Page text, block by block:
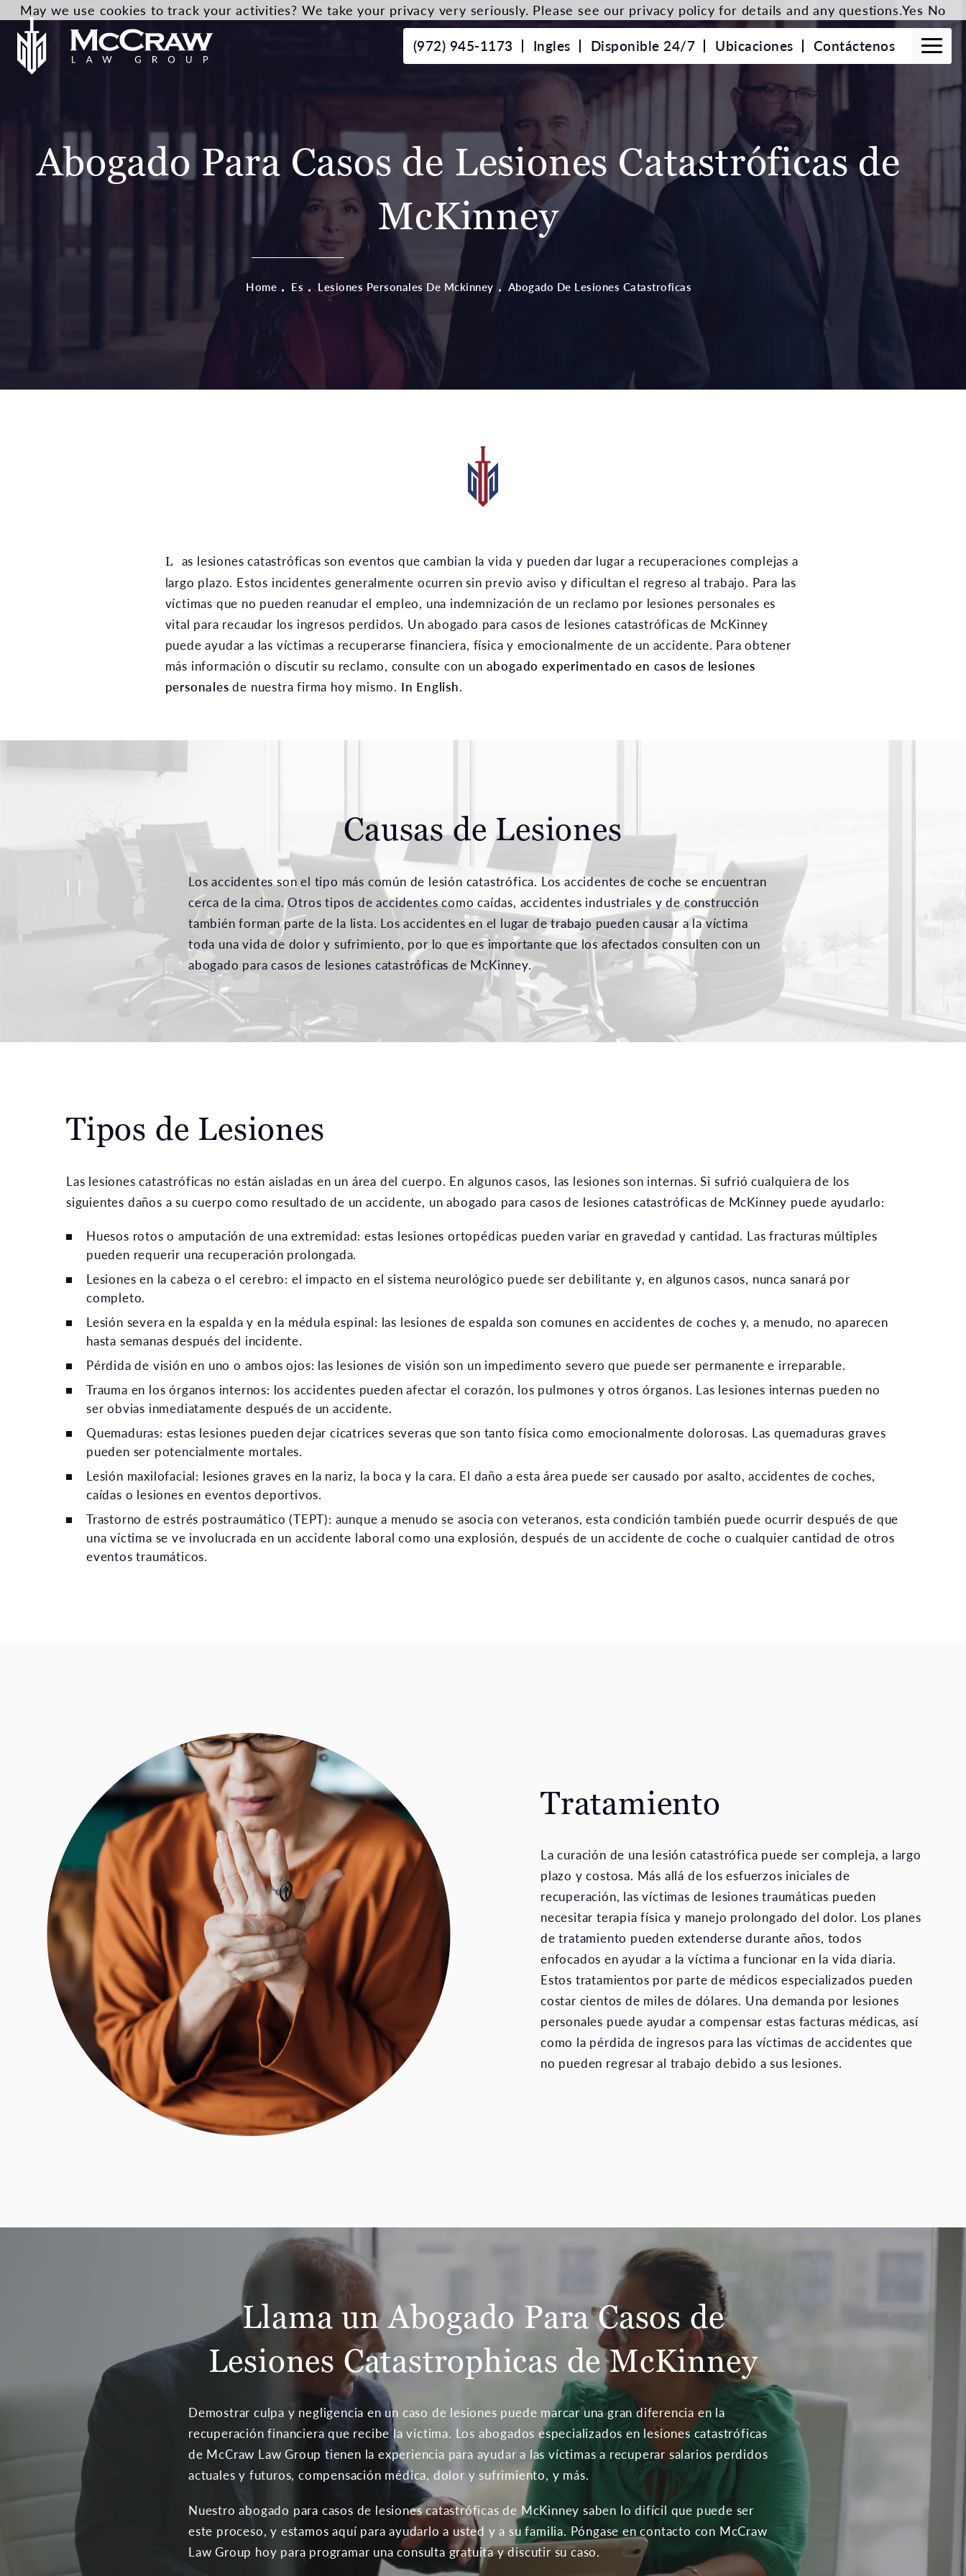
(972) 945-1173 Ingles Disponible 24/7 Ubicaciones Contáctenos
Abogado Para Casos de Lesiones Catastróficas de
McKinney
Home Es Lesiones Personales De Mckinney Abogado De Lesiones Catastroficas
Las lesiones catastróficas son eventos que cambian la vida y pueden dar lugar a recuperaciones complejas a
largo plazo. Estos incidentes generalmente ocurren sin previo aviso y dificultan el regreso al trabajo. Para las
víctimas que no pueden reanudar el empleo, una indemnización de un reclamo por lesiones personales es
vital para recaudar los ingresos perdidos. Un abogado para casos de lesiones catastróficas de McKinney
puede ayudar a las víctimas a recuperarse financiera, física y emocionalmente de un accidente. Para obtener
más información o discutir su reclamo, consulte con un abogado experimentado en casos de lesiones
personales de nuestra firma hoy mismo. In English.
Causas de Lesiones
Los accidentes son el tipo más común de lesión catastrófica. Los accidentes de coche se encuentran
cerca de la cima. Otros tipos de accidentes como caídas, accidentes industriales y de construcción
también forman parte de la lista. Los accidentes en el lugar de trabajo pueden causar a la víctima
toda una vida de dolor y sufrimiento, por lo que es importante que los afectados consulten con un
abogado para casos de lesiones catastróficas de McKinney.
Tipos de Lesiones
Las lesiones catastróficas no están aisladas en un área del cuerpo. En algunos casos, las lesiones son internas. Si sufrió cualquiera de los
siguientes daños a su cuerpo como resultado de un accidente, un abogado para casos de lesiones catastróficas de McKinney puede ayudarlo:
Huesos rotos o amputación de una extremidad: estas lesiones ortopédicas pueden variar en gravedad y cantidad. Las fracturas múltiples
pueden requerir una recuperación prolongada.
Lesiones en la cabeza o el cerebro: el impacto en el sistema neurológico puede ser debilitante y, en algunos casos, nunca sanará por
completo.
Lesión severa en la espalda y en la médula espinal: las lesiones de espalda son comunes en accidentes de coches y, a menudo, no aparecen
hasta semanas después del incidente.
Pérdida de visión en uno o ambos ojos: las lesiones de visión son un impedimento severo que puede ser permanente e irreparable.
Trauma en los órganos internos: los accidentes pueden afectar el corazón, los pulmones y otros órganos. Las lesiones internas pueden no
ser obvias inmediatamente después de un accidente.
Quemaduras: estas lesiones pueden dejar cicatrices severas que son tanto física como emocionalmente dolorosas. Las quemaduras graves
pueden ser potencialmente mortales.
Lesión maxilofacial: lesiones graves en la nariz, la boca y la cara. El daño a esta área puede ser causado por asalto, accidentes de coches,
caídas o lesiones en eventos deportivos.
Trastorno de estrés postraumático (TEPT): aunque a menudo se asocia con veteranos, esta condición también puede ocurrir después de que
una víctima se ve involucrada en un accidente laboral como una explosión, después de un accidente de coche o cualquier cantidad de otros
eventos traumáticos.
Tratamiento
La curación de una lesión catastrófica puede ser compleja, a largo
plazo y costosa. Más allá de los esfuerzos iniciales de
recuperación, las víctimas de lesiones traumáticas pueden
necesitar terapia física y manejo prolongado del dolor. Los planes
de tratamiento pueden extenderse durante años, todos
enfocados en ayudar a la víctima a funcionar en la vida diaria.
Estos tratamientos por parte de médicos especializados pueden
costar cientos de miles de dólares. Una demanda por lesiones
personales puede ayudar a compensar estas facturas médicas, así
como la pérdida de ingresos para las víctimas de accidentes que
no pueden regresar al trabajo debido a sus lesiones.
Llama un Abogado Para Casos de
Lesiones Catastrophicas de McKinney
Demostrar culpa y negligencia en un caso de lesiones puede marcar una gran diferencia en la
recuperación financiera que recibe la víctima. Los abogados especializados en lesiones catastróficas
de McCraw Law Group tienen la experiencia para ayudar a las víctimas a recuperar salarios perdidos
actuales y futuros, compensación médica, dolor y sufrimiento, y más.
Nuestro abogado para casos de lesiones catastróficas de McKinney saben lo difícil que puede ser
este proceso, y estamos aquí para ayudarlo a usted y a su familia. Póngase en contacto con McCraw
Law Group hoy para programar una consulta gratuita y discutir su caso.
May we use cookies to track your activities? We take your privacy very seriously. Please see our privacy policy for details and any questions.Yes No